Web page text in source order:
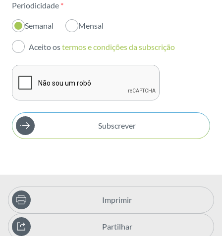
Inovação
Investidores
Publicações
Periodicidade *
Semanal Mensal
Aceito ostermos e condições da subscrição
Subscrever
Imprimir
Partilhar